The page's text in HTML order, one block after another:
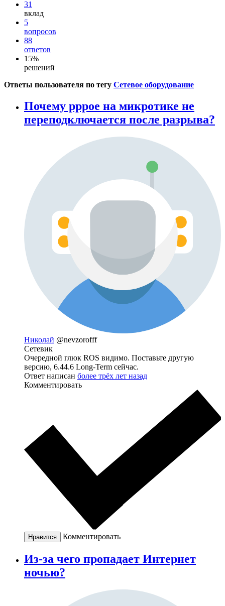
31
вклад
5
вопросов
88
ответов
15%
решений
Ответы пользователя по тегу Сетевое оборудование
Почему pppoe на микротике не
переподключается после разрыва?
Николай @nevzorofff
Сетевик
Очередной глюк ROS видимо. Поставьте другую
версию, 6.44.6 Long-Term сейчас.
Ответ написан более трёх лет назад
Комментировать
Нравится Комментировать
Из-за чего пропадает Интернет
ночью?